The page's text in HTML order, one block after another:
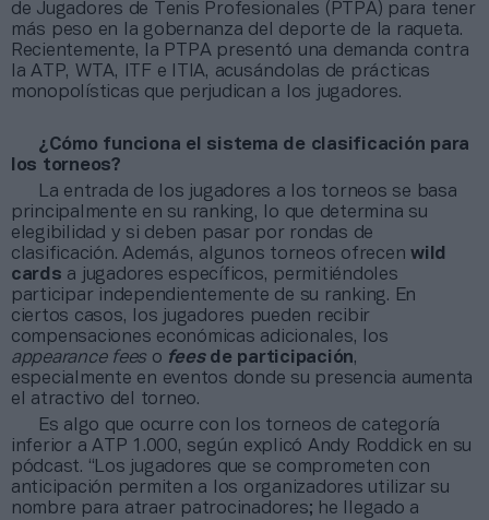
de Jugadores de Tenis Profesionales (PTPA) para tener
más peso en la gobernanza del deporte de la raqueta.
Recientemente, la PTPA presentó una demanda contra
la ATP, WTA, ITF e ITIA, acusándolas de prácticas
monopolísticas que perjudican a los jugadores.
¿Cómo funciona el sistema de clasificación para
los torneos?
La entrada de los jugadores a los torneos se basa
principalmente en su ranking, lo que determina su
elegibilidad y si deben pasar por rondas de
clasificación. Además, algunos torneos ofrecenwild
cards a jugadores específicos, permitiéndoles
participar independientemente de su ranking. En
ciertos casos, los jugadores pueden recibir
compensaciones económicas adicionales, los
appearance fees o fees de participación,
especialmente en eventos donde su presencia aumenta
el atractivo del torneo.
Es algo que ocurre con los torneos de categoría
inferior a ATP 1.000, según explicó Andy Roddick en su
pódcast. “Los jugadores que se comprometen con
anticipación permiten a los organizadores utilizar su
nombre para atraer patrocinadores; he llegado a